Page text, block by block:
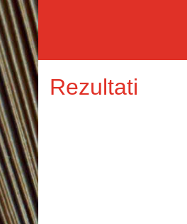
Rezultati